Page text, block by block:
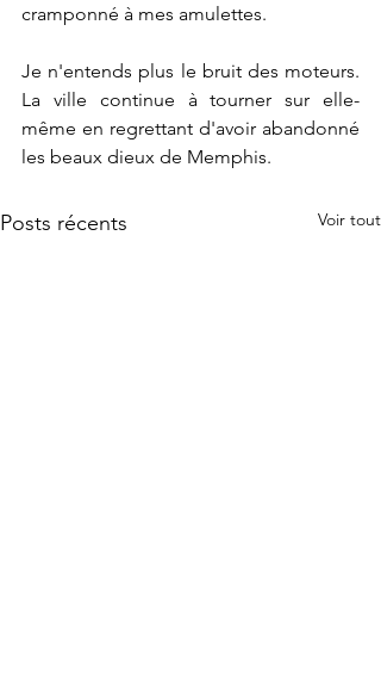
cramponné à mes amulettes.
Je n'entends plus le bruit des moteurs.
La ville continue à tourner sur elle-
même en regrettant d'avoir abandonné
les beaux dieux de Memphis.
Posts récents Voir tout